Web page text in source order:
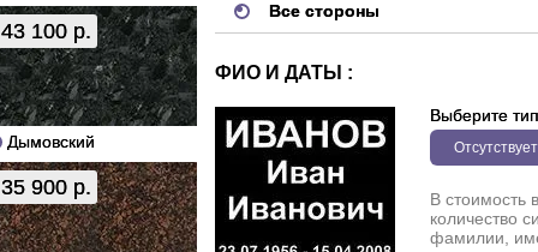
43 100 р.
Дымовский
35 900 р.
Все стороны
ФИО И ДАТЫ :
Выберите тип
Отсутствует
В стоимость
количество
фамилии,